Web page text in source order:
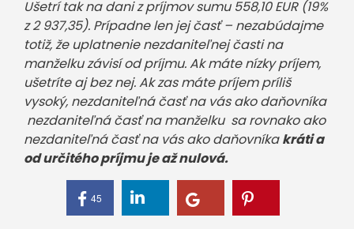
Ušetrí tak na dani z príjmov sumu 558,10 EUR (19%
z 2 937,35). Prípadne len jej časť – nezabúdajme
totiž, že uplatnenie nezdaniteľnej časti na
manželku závisí od príjmu. Ak máte nízky príjem,
ušetríte aj bez nej. Ak zas máte príjem príliš
vysoký, nezdaniteľná časť na vás ako daňovníka
nezdaniteľná časť na manželku sarovnako ako
nezdaniteľná časť na vás ako daňovníkakráti a
od určitého príjmu je až nulová.
45